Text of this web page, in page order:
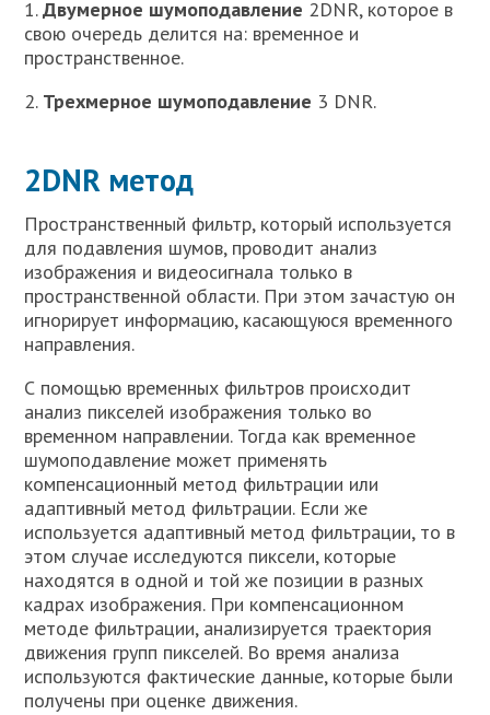
1.Двумерное шумоподавление 2DNR, которое в
свою очередь делится на: временное и
пространственное.
2. Трехмерное шумоподавление 3 DNR.
2DNR метод
Пространственный фильтр, который используется
для подавления шумов, проводит анализ
изображения и видеосигнала только в
пространственной области. При этом зачастую он
игнорирует информацию, касающуюся временного
направления.
С помощью временных фильтров происходит
анализ пикселей изображения только во
временном направлении. Тогда как временное
шумоподавление может применять
компенсационный метод фильтрации или
адаптивный метод фильтрации. Если же
используется адаптивный метод фильтрации, то в
этом случае исследуются пиксели, которые
находятся в одной и той же позиции в разных
кадрах изображения. При компенсационном
методе фильтрации, анализируется траектория
движения групп пикселей. Во время анализа
используются фактические данные, которые были
получены при оценке движения.